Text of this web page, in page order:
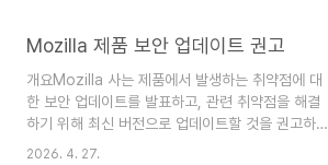
네수엘라 기업을 ..
SG350X 시리즈 관리형 스위치 SNMP 서비스 거
Crosswork Network Controller 및 Cisco
Network Services Orchestrator DoS 취약점
CVE-2026-20188 Cisco IoT 필드 네트워크 디
렉터 취약점CVE-2026-20167, CVE-2026-
Mozilla 제품 보안 업데이트 권고
개요Mozilla 사는 제품에서 발생하는 취약점에 대
한 보안 업데이트를 발표하고, 관련 취약점을 해결
하기 위해 최신 버전으로 업데이트할 것을 권고하였
다. 취약점 정보Thunderbird 140.9.1Graphics:
2026. 4. 27.